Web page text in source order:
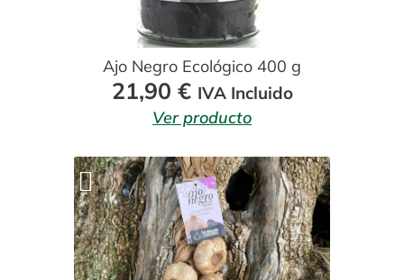
Ajo Negro Ecológico 400 g
21,90 € IVA Incluido
Ver producto